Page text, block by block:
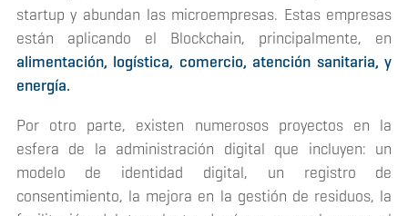
startup y abundan las microempresas. Estas empresas
están aplicando el Blockchain, principalmente, en
alimentación, logística, comercio, atención sanitaria, y
energía.
Por otro parte, existen numerosos proyectos en la
esfera de la administración digital que incluyen: un
modelo de identidad digital, un registro de
consentimiento, la mejora en la gestión de residuos, la